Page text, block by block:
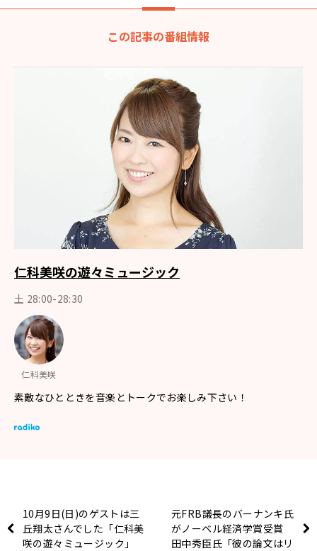
この記事の番組情報
仁科美咲の遊々ミュージック
土 28:00-28:30
仁科美咲
素敵なひとときを音楽とトークでお楽しみ下さい！
10月9日(日)のゲストは三
丘翔太さんでした「仁科美
咲の遊々ミュージック」
元FRB議長のバーナンキ氏
がノーベル経済学賞受賞
田中秀臣氏「彼の論文はリ